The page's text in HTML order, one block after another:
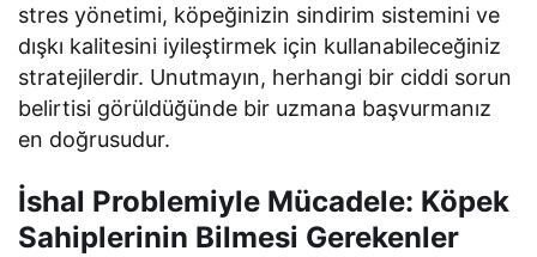
stres yönetimi, köpeğinizin sindirim sistemini ve
dışkı kalitesini iyileştirmek için kullanabileceğiniz
stratejilerdir. Unutmayın, herhangi bir ciddi sorun
belirtisi görüldüğünde bir uzmana başvurmanız
en doğrusudur.
İshal Problemiyle Mücadele: Köpek
Sahiplerinin Bilmesi Gerekenler